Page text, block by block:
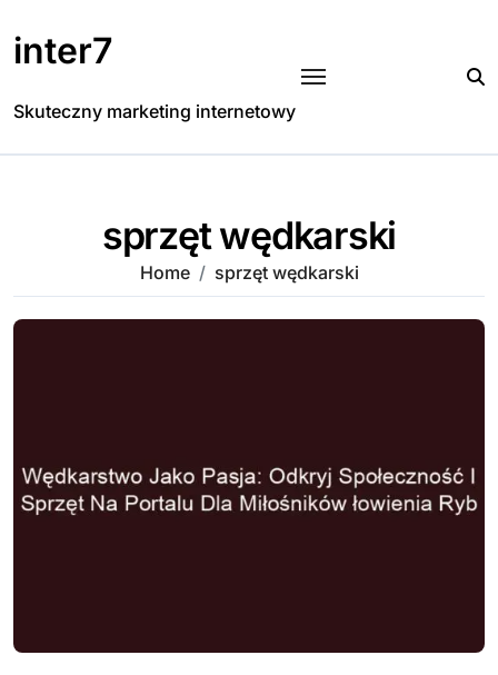
to
content
inter7
Skuteczny marketing internetowy
sprzęt wędkarski
Home sprzęt wędkarski